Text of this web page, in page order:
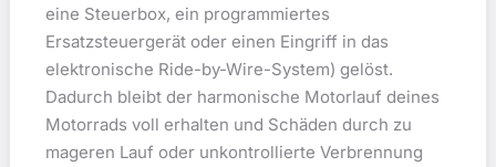
eine Steuerbox, ein programmiertes
Ersatzsteuergerät oder einen Eingriff in das
elektronische Ride-by-Wire-System) gelöst.
Dadurch bleibt der harmonische Motorlauf deines
Motorrads voll erhalten und Schäden durch zu
mageren Lauf oder unkontrollierte Verbrennung